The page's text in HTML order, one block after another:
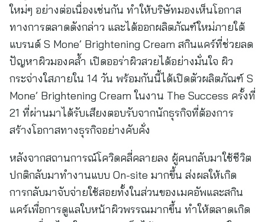
ใหม่ๆ อย่างต่อเนื่องเช่นกัน ทำให้บริษัทมองเห็นโอกาส
ทางการตลาดดังกล่าว และได้ออกผลิตภัณฑ์ใหม่ภายใต้
แบรนด์ S Mone’ Brightening Cream สกินแคร์ที่ช่วยลด
ปัญหาผิวมองคล้ำ เปิดออร่าผิวสวยได้อย่างมั่นใจ ผิว
กระจ่างใสภายใน 14 วัน พร้อมกันนี้ได้เปิดตัวผลิตภัณฑ์ S
Mone’ Brightening Cream ในงาน The Success ครั้งที่
21 ที่ผ่านมาได้รับเสียงตอบรับจากนักธุรกิจที่ต้องการ
สร้างโอกาสทางธุรกิจอย่างคับคั่ง
หลังจากสถานการณ์โควิดคลี่คลายลง ผู้คนกลับมาใช้ชีวิต
ปกติกลับมาทำงานแบบ On-site มากขึ้น ส่งผลให้เกิด
การกลับมาจับจ่ายใช้สอยทั้งในส่วนของเมคอัพและสกิน
แคร์เพื่อการดูแลใบหน้าผิวพรรณมากขึ้น ทำให้ตลาดเกิด